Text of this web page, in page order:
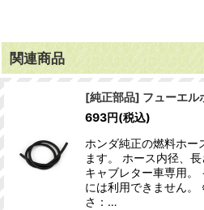
関連商品
[純正部品] フューエル
693円(税込)
ホンダ純正の燃料ホー
ます。 ホース内径、
キャブレター車専用。
には利用できません
さ：…